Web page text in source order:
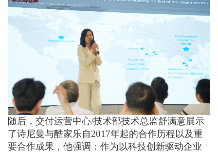
随后，交付运营中心/技术部技术总监舒满意展示
了诗尼曼与酷家乐自2017年起的合作历程以及重
要合作成果，他强调：作为以科技创新驱动企业